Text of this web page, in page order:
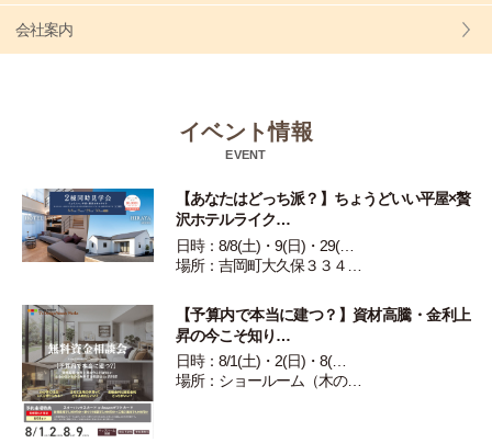
会社案内
イベント情報
EVENT
【あなたはどっち派？】ちょうどいい平屋×贅
沢ホテルライク…
日時：8/8(土)・9(日)・29(…
場所：吉岡町大久保３３４…
【予算内で本当に建つ？】資材高騰・金利上
昇の今こそ知り…
日時：8/1(土)・2(日)・8(…
場所：ショールーム（木の…